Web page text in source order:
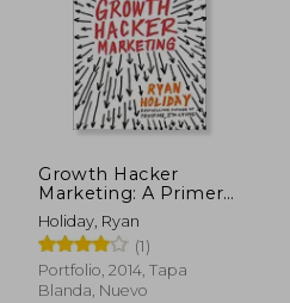
10% $ 101.000
Growth Hacker
Marketing: A Primer
on the Future of pr,
Marketing, and
Advertising (en
Inglés)
Holiday, Ryan
(1)
Portfolio, 2014, Tapa
Blanda, Nuevo